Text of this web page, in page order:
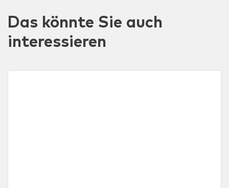
Das könnte Sie auch
interessieren